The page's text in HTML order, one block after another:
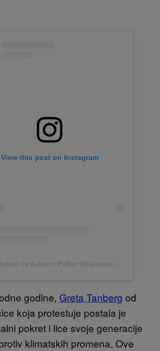
View this post on Instagram
A post shared by Autumn Peltier (@autumn.peltier)
godine, Greta Tanberg od
koja protestuje postala je
pokret i lice svoje generacije
klimatskih promena. Ove